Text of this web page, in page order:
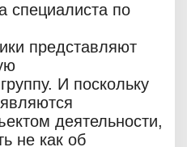
специалиста по
представляют
И поскольку
деятельности,
не как об